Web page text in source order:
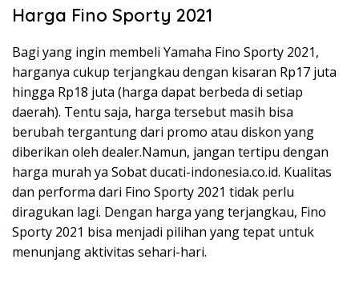
Harga Fino Sporty 2021
Bagi yang ingin membeli Yamaha Fino Sporty 2021,
harganya cukup terjangkau dengan kisaran Rp17 juta
hingga Rp18 juta (harga dapat berbeda di setiap
daerah). Tentu saja, harga tersebut masih bisa
berubah tergantung dari promo atau diskon yang
diberikan oleh dealer.Namun, jangan tertipu dengan
harga murah ya Sobat ducati-indonesia.co.id. Kualitas
dan performa dari Fino Sporty 2021 tidak perlu
diragukan lagi. Dengan harga yang terjangkau, Fino
Sporty 2021 bisa menjadi pilihan yang tepat untuk
menunjang aktivitas sehari-hari.